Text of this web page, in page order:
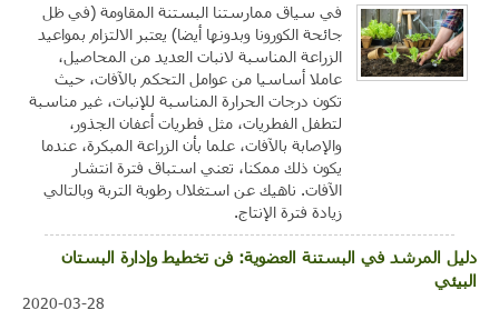
في سياق ممارستنا البستنة المقاومة (في ظل
جائحة الكورونا وبدونها أيضا) يعتبر الالتزام بمواعيد
الزراعة المناسبة لانبات العديد من المحاصيل،
عاملا أساسيا من عوامل التحكم بالآفات، حيث
تكون درجات الحرارة المناسبة للإنبات، غير مناسبة
لتطفل الفطريات، مثل فطريات أعفان الجذور،
والإصابة بالآفات، علما بأن الزراعة المبكرة، عندما
يكون ذلك ممكنا، تعني استباق فترة انتشار
الآفات. ناهيك عن استغلال رطوبة التربة وبالتالي
زيادة فترة الإنتاج.
دليل المرشد في البستنة العضوية: فن تخطيط وإدارة البستان
البيئي
2020-03-28